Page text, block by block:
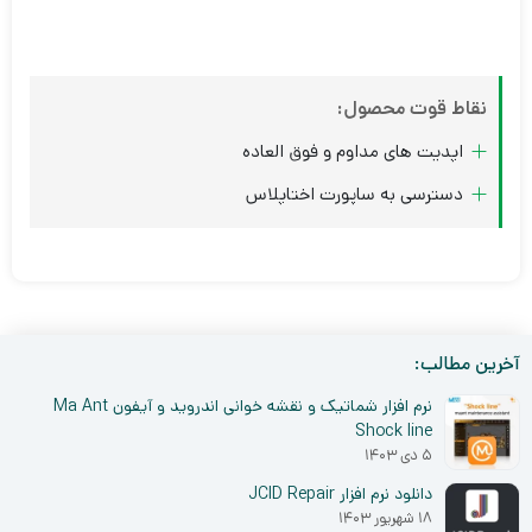
نقاط قوت محصول:
اپدیت های مداوم و فوق العاده
دسترسی به ساپورت اختاپلاس
آخرین مطالب:
نرم افزار شماتیک و نقشه خوانی اندروید و آیفون Ma Ant
Shock line
۵ دی ۱۴۰۳
دانلود نرم افزار JCID Repair
۱۸ شهریور ۱۴۰۳